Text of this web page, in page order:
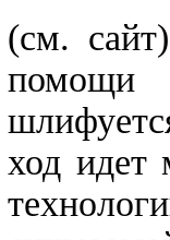
(см. сайт)
помощи
ход идет